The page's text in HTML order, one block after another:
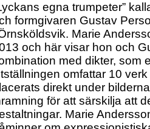
egna trumpeter”
formgivaren Gustav
Marie
och här visar hon och
med dikter, som
omfattar 10
direkt under
för att särskilja att
Marie